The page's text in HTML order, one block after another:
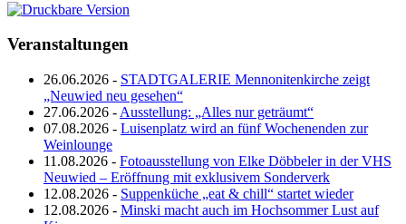
Veranstaltungen
26.06.2026 - STADTGALERIE Mennonitenkirche zeigt
„Neuwied neu gesehen“
27.06.2026 - Ausstellung: „Alles nur geträumt“
07.08.2026 - Luisenplatz wird an fünf Wochenenden zur
Weinlounge
11.08.2026 - Fotoausstellung von Elke Döbbeler in der VHS
Neuwied – Eröffnung mit exklusivem Sonderverk
12.08.2026 - Suppenküche „eat & chill“ startet wieder
12.08.2026 - Minski macht auch im Hochsommer Lust auf